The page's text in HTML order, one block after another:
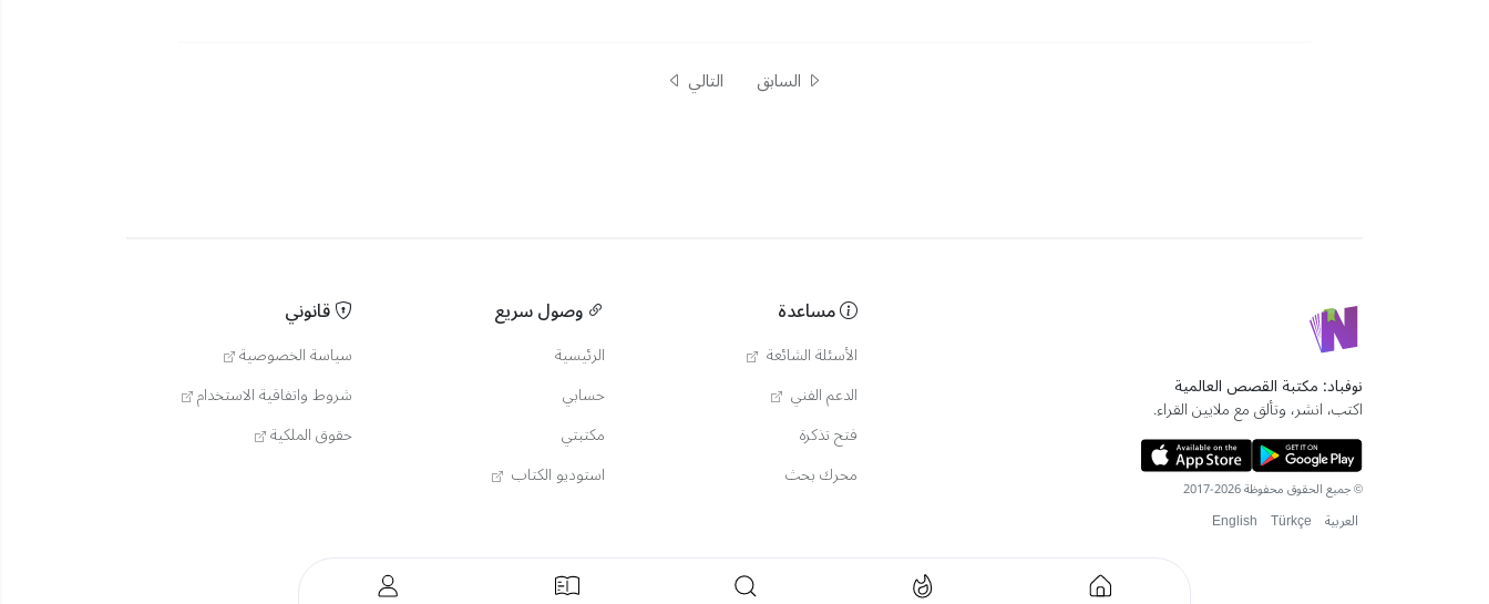
السابق التالي
نوفباد: مكتبة القصص العالمية
اكتب، انشر، وتألق مع ملايين القراء.
© جميع الحقوق محفوظة 2026-2017
العربية English Türkçe
مساعدة
الأسئلة الشائعة
الدعم الفني
فتح تذكرة
محرك بحث
وصول سريع
الرئيسية
حسابي
مكتبتي
استوديو الكتاب
قانوني
سياسة الخصوصية
شروط واتفاقية الاستخدام
حقوق الملكية